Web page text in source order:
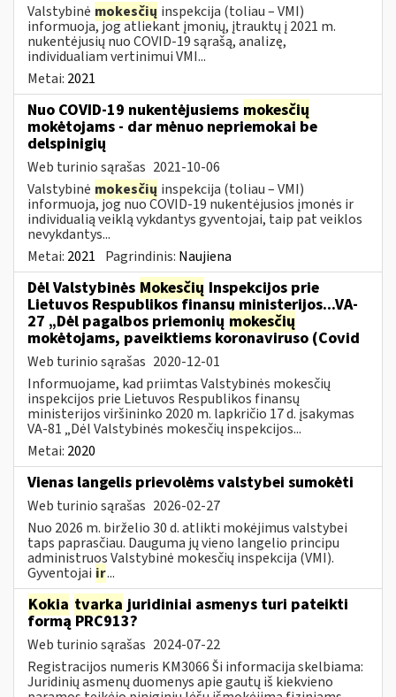
Valstybinė mokesčių inspekcija (toliau – VMI)
informuoja, jog atliekant įmonių, įtrauktų į 2021 m.
nukentėjusių nuo COVID-19 sąrašą, analizę,
individualiam vertinimui VMI...
Metai: 2021
Nuo COVID-19 nukentėjusiems mokesčių
mokėtojams - dar mėnuo nepriemokai be
delspinigių
Web turinio sąrašas 2021-10-06
Valstybinė mokesčių inspekcija (toliau – VMI)
informuoja, jog nuo COVID-19 nukentėjusios įmonės ir
individualią veiklą vykdantys gyventojai, taip pat veiklos
nevykdantys...
Metai: 2021 Pagrindinis: Naujiena
Dėl Valstybinės Mokesčių Inspekcijos prie
Lietuvos Respublikos finansų ministerijos...VA-
27 „Dėl pagalbos priemonių mokesčių
mokėtojams, paveiktiems koronaviruso (Covid
Web turinio sąrašas 2020-12-01
Informuojame, kad priimtas Valstybinės mokesčių
inspekcijos prie Lietuvos Respublikos finansų
ministerijos viršininko 2020 m. lapkričio 17 d. įsakymas
VA-81 „Dėl Valstybinės mokesčių inspekcijos...
Metai: 2020
Vienas langelis prievolėms valstybei sumokėti
Web turinio sąrašas 2026-02-27
Nuo 2026 m. birželio 30 d. atlikti mokėjimus valstybei
taps paprasčiau. Dauguma jų vieno langelio principu
administruos Valstybinė mokesčių inspekcija (VMI).
Gyventojai ir...
Kokia tvarka juridiniai asmenys turi pateikti
formą PRC913?
Web turinio sąrašas 2024-07-22
Registracijos numeris KM3066 Ši informacija skelbiama:
Juridinių asmenų duomenys apie gautų iš kiekvieno